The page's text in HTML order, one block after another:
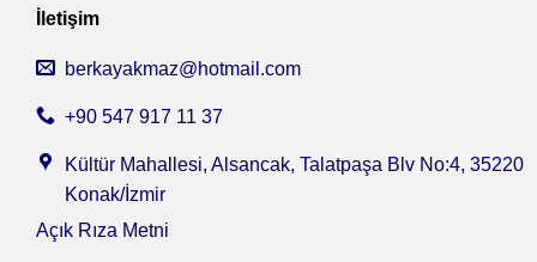
İletişim
berkayakmaz@hotmail.com
+90 547 917 11 37
Kültür Mahallesi, Alsancak, Talatpaşa Blv No:4, 35220
Konak/İzmir
Açık Rıza Metni